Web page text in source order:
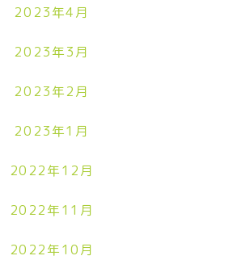
2023年4月
2023年3月
2023年2月
2023年1月
2022年12月
2022年11月
2022年10月